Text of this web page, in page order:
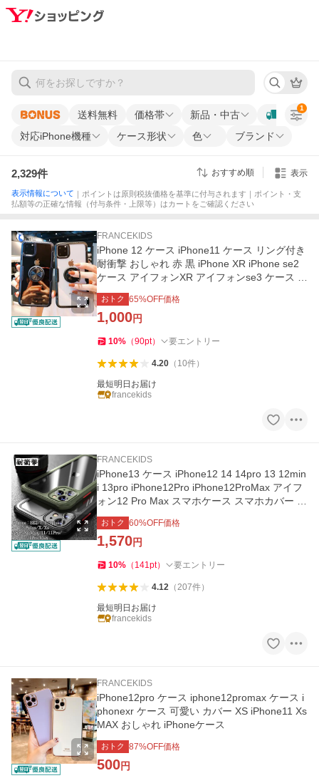
送料無料 価格帯
新品・中古
対応iPhone機種
ケース形状 色 ブランド
1
2,329件 おすすめ順 表示
表示情報について ｜ポイントは原則税抜価格を基準に付与されます｜ポイント・支
払額等の正確な情報（付与条件・上限等）はカートをご確認ください
FRANCEKIDS
iPhone 12 ケース iPhone11 ケース リング付き
耐衝撃 おしゃれ 赤 黒 iPhone XR iPhone se2
ケース アイフォンXR アイフォンse3 ケース iP
honeケース クリア
おトク 65%OFF価格
1,000円
10% （90pt） 要エントリー
4.20（ 10件）
最短明日お届け
francekids
FRANCEKIDS
iPhone13 ケース iPhone12 14 14pro 13 12min
i 13pro iPhone12Pro iPhone12ProMax アイフ
ォン12 Pro Max スマホケース スマホカバー 携
帯ケース 衝撃吸収
おトク 60%OFF価格
1,570円
10% （ 141pt） 要エントリー
4.12（207件）
最短明日お届け
francekids
FRANCEKIDS
iPhone12pro ケース iphone12promax ケース i
phonexr ケース 可愛い カバー XS iPhone11 Xs
MAX おしゃれ iPhoneケース
おトク 87%OFF価格
500円